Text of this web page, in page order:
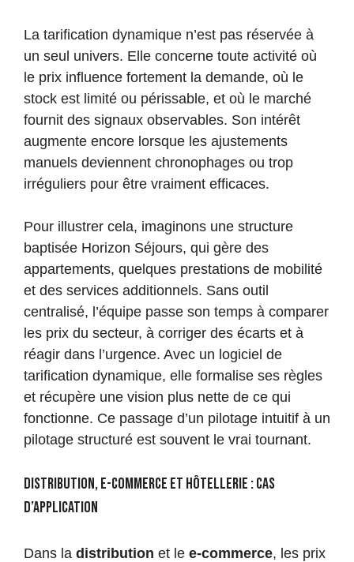
La tarification dynamique n’est pas réservée à
un seul univers. Elle concerne toute activité où
le prix influence fortement la demande, où le
stock est limité ou périssable, et où le marché
fournit des signaux observables. Son intérêt
augmente encore lorsque les ajustements
manuels deviennent chronophages ou trop
irréguliers pour être vraiment efficaces.
Pour illustrer cela, imaginons une structure
baptisée Horizon Séjours, qui gère des
appartements, quelques prestations de mobilité
et des services additionnels. Sans outil
centralisé, l’équipe passe son temps à comparer
les prix du secteur, à corriger des écarts et à
réagir dans l’urgence. Avec un logiciel de
tarification dynamique, elle formalise ses règles
et récupère une vision plus nette de ce qui
fonctionne. Ce passage d’un pilotage intuitif à un
pilotage structuré est souvent le vrai tournant.
Distribution, e-commerce et hôtellerie : cas
d’application
Dans la distribution et le e-commerce, les prix